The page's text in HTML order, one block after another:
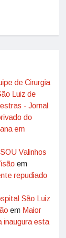
de Cirurgia
Luiz de
- Jornal
do
em
Valinhos
em
repudiado
São Luiz
em Maior
inaugura esta